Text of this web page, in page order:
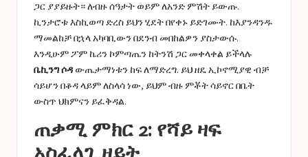
ጋር ያያይዙት። ለብዙ ሰዓታት ወይም ለአንድ ምሽት ይውጡ.
ኪንታሮቱ እስኪወጣ ድረስ ይህን ሂደት በየቀኑ ይድገሙት. ከእያንዳንዱ
ማመልከቻ በኋላ አካባቢውን በደንብ መበከልዎን ያስታውሱ.
እንዲሁም ፖም ኬሪን ኮምጣጤን ከትንሽ ጋር መቀላቀል ይችላሉ
ቤኪንግ ሶዳ ውጤታማነቱን ከፍ ለማድረግ. ይህ ዘዴ ኢኮኖሚያዊ ብቻ
ሳይሆን በቆዳ ላይም ለስላሳ ነው, ይህም ብዙ ምቾት ሳይኖር በቤት
ውስጥ ህክምናን ይፈቅዳል.
ጠቃሚ ምክር 2: የሻይ ዛፍ